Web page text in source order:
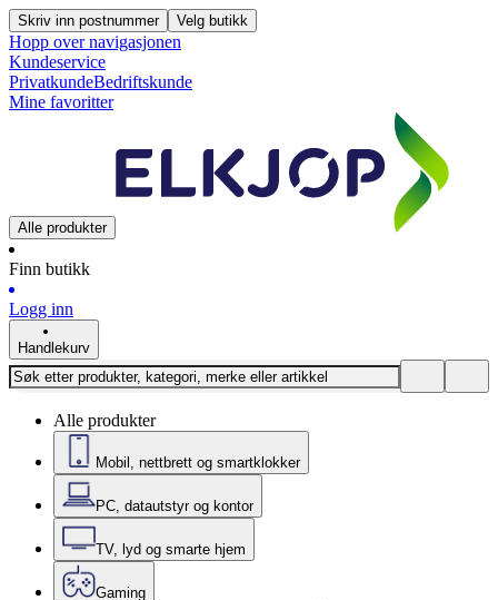
Skriv inn postnummer Velg butikk
Hopp over navigasjonen
Kundeservice
PrivatkundeBedriftskunde
Mine favoritter
Alle produkter
Finn butikk
Logg inn
Handlekurv
Alle produkter
Mobil, nettbrett og smartklokker
PC, datautstyr og kontor
TV, lyd og smarte hjem
Gaming